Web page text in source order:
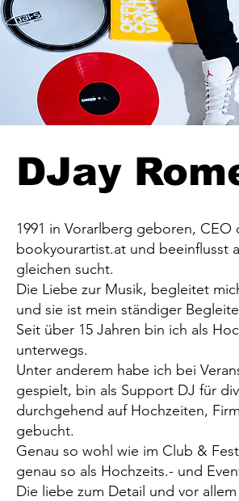
DJay
1991 in Vorarlberg geboren,
bookyourartist.at und beeinflusst
gleichen sucht.
Die Liebe zur Musik, begleitet
und sie ist mein ständiger
Seit über 15 Jahren bin ich als
unterwegs.
Unter anderem habe ich bei
gespielt, bin als Support DJ für
durchgehend auf Hochzeiten,
gebucht.
Genau so wohl wie im Club &
genau so als Hochzeits.- und
Die liebe zum Detail und vor